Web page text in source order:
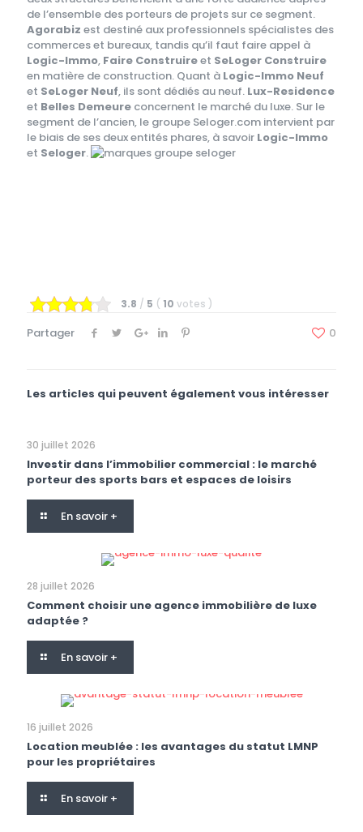
de l’ensemble des porteurs de projets sur ce segment.
Agorabiz est destiné aux professionnels spécialistes des
commerces et bureaux, tandis qu’il faut faire appel à
Logic-Immo, Faire Construireet SeLoger Construire
en matière de construction. Quant à Logic-Immo Neuf
et SeLoger Neuf, ils sont dédiés au neuf. Lux-Residence
et Belles Demeure concernent le marché du luxe. Sur le
segment de l’ancien, le groupe Seloger.com intervient par
le biais de ses deux entités phares, à savoir Logic-Immo
et Seloger.
3.8 / 5 ( 10 votes )
Partager 0
Les articles qui peuvent également vous intéresser
30 juillet 2026
Investir dans l’immobilier commercial : le marché
porteur des sports bars et espaces de loisirs
En savoir +
28 juillet 2026
Comment choisir une agence immobilière de luxe
adaptée ?
En savoir +
16 juillet 2026
Location meublée : les avantages du statut LMNP
pour les propriétaires
En savoir +